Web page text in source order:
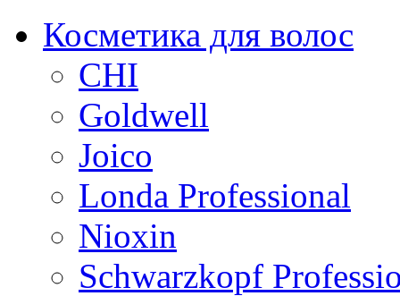
Косметика для волос
CHI
Goldwell
Joico
Londa Professional
Nioxin
Schwarzkopf